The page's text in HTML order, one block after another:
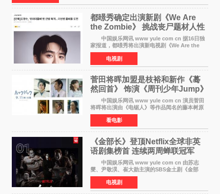
都暻秀确定出演新剧《We Are
the Zombie》 挑战丧尸题材人性
喜剧
中国娱乐网讯 www yule com cn 据16日独
家报道，都暻秀将出演新电视剧《We Are the
Zombie》，在剧中饰演主演金仁钟一角，挑战与
以往丧尸题材截然不同的人性喜剧。 新剧
《We Are t
电视剧
菅田将晖加盟是枝裕和新作《蓦
然回首》 饰演《周刊少年Jump》
编辑
中国娱乐网讯 www yule com cn 演员菅田
将晖将出演由《电锯人》等作品闻名的藤本树原
作漫画改编的电影《蓦然回首》（是枝裕和导
演）。菅田饰演的角色是初中时代两位主人公带
着完成的作品前去
看电影
《金部长》登顶Netflix全球非英
语剧集榜首 连续两周蝉联冠军
中国娱乐网讯 www yule com cn 由苏志
燮、尹敬淏、崔大勋主演的SBS金土剧《金部
长》持续席卷全球，收获海内外观众热烈反
响。 15日，据Netflix官方排行榜网站Tudum
公布的数据，SBS金土剧《
电视剧